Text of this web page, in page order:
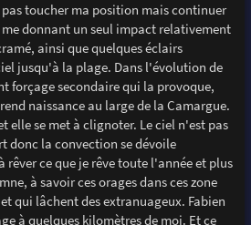
toucher ma position mais continuer
donnant un seul impact relativement
ainsi que quelques éclairs
jusqu'à la plage. Dans l'évolution de
forçage secondaire qui la provoque,
naissance au large de la Camargue.
elle se met à clignoter. Le ciel n'est pas
donc la convection se dévoile
rêver ce que je rêve toute l'année et plus
à savoir ces orages dans ces zone
qui lâchent des extranuageux. Fabien
à quelques kilomètres de moi. Et ce